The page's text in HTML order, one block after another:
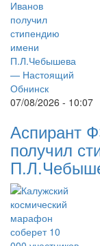
07/08/2026 - 10:07
Аспирант
получил